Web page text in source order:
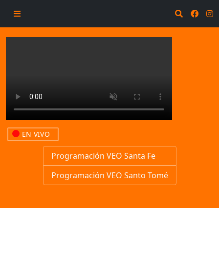
EN VIVO
Programación VEO Santa Fe
Programación VEO Santo Tomé